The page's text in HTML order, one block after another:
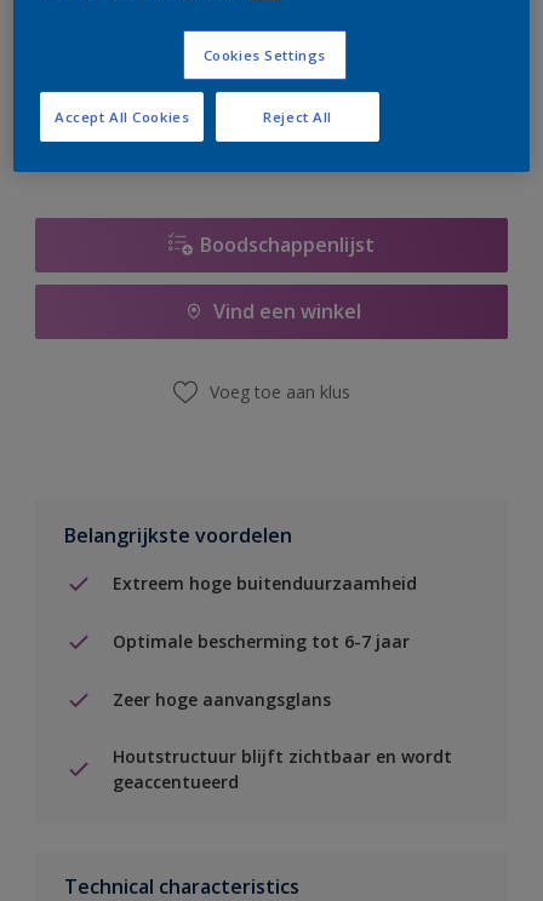
Op dit moment is het niet mogelijk dit product online
te bestellen. Houd de website in de gaten, we werken
er hard aan om de voorraad aan te vullen.
Boodschappenlijst
Vind een winkel
Voeg toe aan klus
Belangrijkste voordelen
Extreem hoge buitenduurzaamheid
Optimale bescherming tot 6-7 jaar
Zeer hoge aanvangsglans
Houtstructuur blijft zichtbaar en wordt
geaccentueerd
Technical characteristics
Cookies Settings
Reject All
Accept All Cookies